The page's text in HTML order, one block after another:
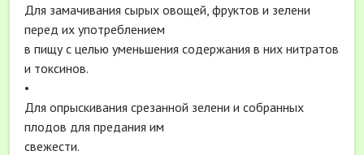
Для замачивания сырых овощей, фруктов и зелени
перед их употреблением
в пищу с целью уменьшения содержания в них нитратов
и токсинов.
•
Для опрыскивания срезанной зелени и собранных
плодов для предания им
свежести.